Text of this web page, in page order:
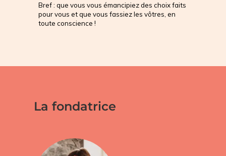
Bref : que vous vous émancipiez des choix faits
pour vous et que vous fassiez les vôtres, en
La fondatrice